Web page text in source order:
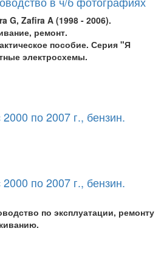
G, Zafira A (1998 - 2006).
ремонт.
пособие. Серия "Я
электросхемы.
по 2007 г., бензин.
по 2007 г., бензин.
по эксплуатации, ремонту